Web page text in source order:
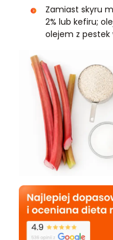
Zamiast skyru
2% lub kefiru;
olejem z pestek